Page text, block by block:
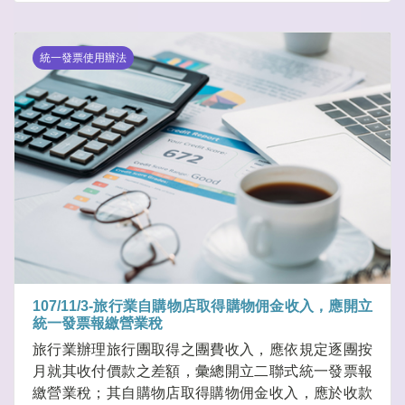
統一發票使用辦法
107/11/3-旅行業自購物店取得購物佣金收入，應開立
統一發票報繳營業稅
旅行業辦理旅行團取得之團費收入，應依規定逐團按
月就其收付價款之差額，彙總開立二聯式統一發票報
繳營業稅；其自購物店取得購物佣金收入，應於收款